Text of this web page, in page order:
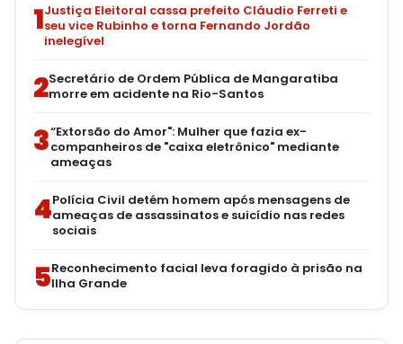
1Justiça Eleitoral cassa prefeito Cláudio Ferreti e
seu vice Rubinho e torna Fernando Jordão
inelegível
2Secretário de Ordem Pública de Mangaratiba
morre em acidente na Rio-Santos
3“Extorsão do Amor": Mulher que fazia ex-
companheiros de "caixa eletrônico" mediante
ameaças
4Polícia Civil detém homem após mensagens de
ameaças de assassinatos e suicídio nas redes
sociais
5Reconhecimento facial leva foragido à prisão na
Ilha Grande